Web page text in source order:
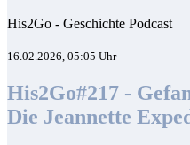
His2Go - Geschichte Podcast
16.02.2026, 05:05 Uhr
His2Go#217 -
Die Jeannette